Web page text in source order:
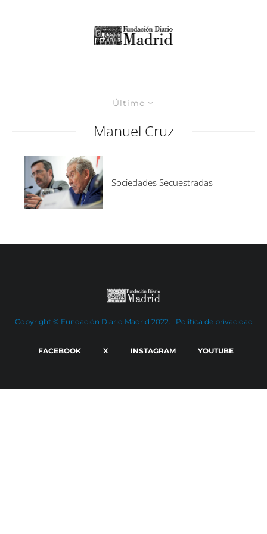
Último
Manuel Cruz
Sociedades Secuestradas
Copyright © Fundación Diario Madrid 2022. · Política de privacidad
FACEBOOK X INSTAGRAM YOUTUBE